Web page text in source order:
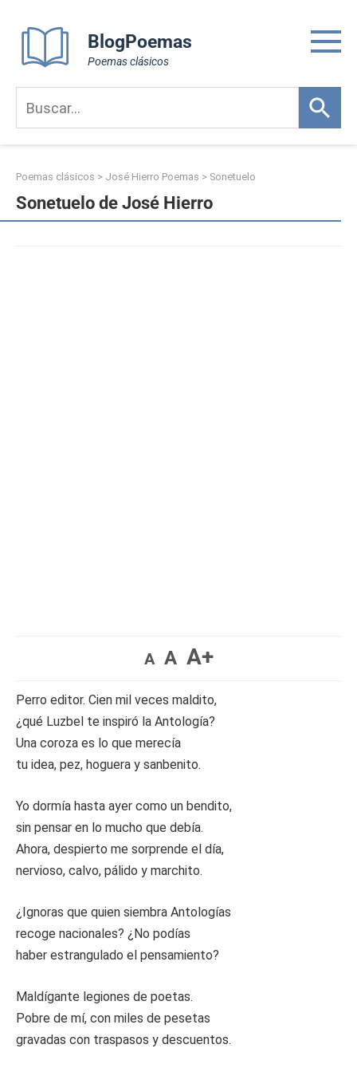
content
BlogPoemas
Poemas clásicos
Poemas clásicos > José Hierro Poemas > Sonetuelo
Sonetuelo de José Hierro
A A A+
Perro editor. Cien mil veces maldito,
¿qué Luzbel te inspiró la Antología?
Una coroza es lo que merecía
tu idea, pez, hoguera y sanbenito.
Yo dormía hasta ayer como un bendito,
sin pensar en lo mucho que debía.
Ahora, despierto me sorprende el día,
nervioso, calvo, pálido y marchito.
¿Ignoras que quien siembra Antologías
recoge nacionales? ¿No podías
haber estrangulado el pensamiento?
Maldígante legiones de poetas.
Pobre de mí, con miles de pesetas
gravadas con traspasos y descuentos.